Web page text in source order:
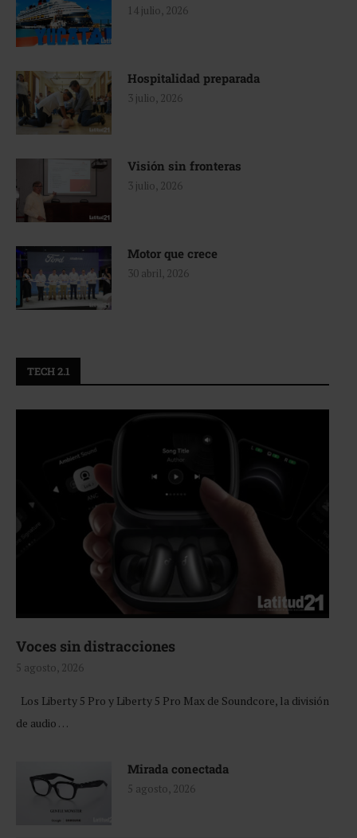
14 julio, 2026
Hospitalidad preparada
3 julio, 2026
Visión sin fronteras
3 julio, 2026
Motor que crece
30 abril, 2026
TECH 2.1
Voces sin distracciones
5 agosto, 2026
Los Liberty 5 Pro y Liberty 5 Pro Max de Soundcore, la división
de audio …
Mirada conectada
5 agosto, 2026